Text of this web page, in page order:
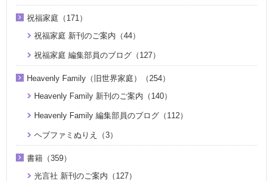
祝福家庭（171）
祝福家庭 新刊のご案内（44）
祝福家庭 編集部員のブログ（127）
Heavenly Family（旧世界家庭）（254）
Heavenly Family 新刊のご案内（140）
Heavenly Family 編集部員のブログ（112）
ヘブファミぬりえ（3）
書籍（359）
光言社 新刊のご案内（127）